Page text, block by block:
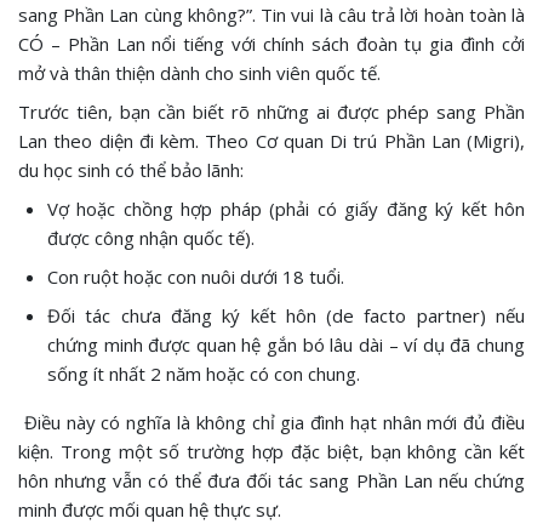
sang Phần Lan cùng không?”. Tin vui là câu trả lời hoàn toàn là
CÓ – Phần Lan nổi tiếng với chính sách đoàn tụ gia đình cởi
mở và thân thiện dành cho sinh viên quốc tế.
Trước tiên, bạn cần biết rõ những ai được phép sang Phần
Lan theo diện đi kèm. Theo Cơ quan Di trú Phần Lan (Migri),
du học sinh có thể bảo lãnh:
Vợ hoặc chồng hợp pháp (phải có giấy đăng ký kết hôn
được công nhận quốc tế).
Con ruột hoặc con nuôi dưới 18 tuổi.
Đối tác chưa đăng ký kết hôn (de facto partner) nếu
chứng minh được quan hệ gắn bó lâu dài – ví dụ đã chung
sống ít nhất 2 năm hoặc có con chung.
Điều này có nghĩa là không chỉ gia đình hạt nhân mới đủ điều
kiện. Trong một số trường hợp đặc biệt, bạn không cần kết
hôn nhưng vẫn có thể đưa đối tác sang Phần Lan nếu chứng
minh được mối quan hệ thực sự.